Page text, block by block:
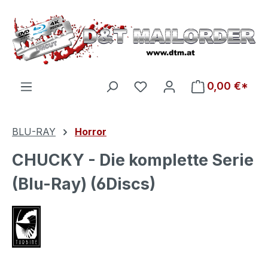
Zum Hauptinhalt springen
Du hast 0 Produkte auf
0,00 €*
BLU-RAY Horror
CHUCKY - Die komplette Serie
(Blu-Ray) (6Discs)